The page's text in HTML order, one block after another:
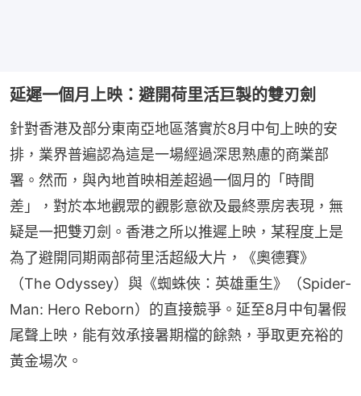
延遲一個月上映：避開荷里活巨製的雙刃劍
針對香港及部分東南亞地區落實於8月中旬上映的安
排，業界普遍認為這是一場經過深思熟慮的商業部
署。然而，與內地首映相差超過一個月的「時間
差」，對於本地觀眾的觀影意欲及最終票房表現，無
疑是一把雙刃劍。香港之所以推遲上映，某程度上是
為了避開同期兩部荷里活超級大片，《奧德賽》
（The Odyssey）與《蜘蛛俠：英雄重生》（Spider-
Man: Hero Reborn）的直接競爭。延至8月中旬暑假
尾聲上映，能有效承接暑期檔的餘熱，爭取更充裕的
黃金場次。